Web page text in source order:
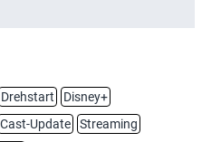
Drehstart
Disney+
Cast-Update
Streaming